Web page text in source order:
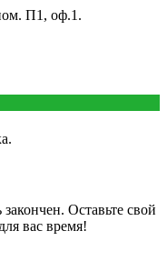
П1, оф.1.
Оставьте свой
вас время!